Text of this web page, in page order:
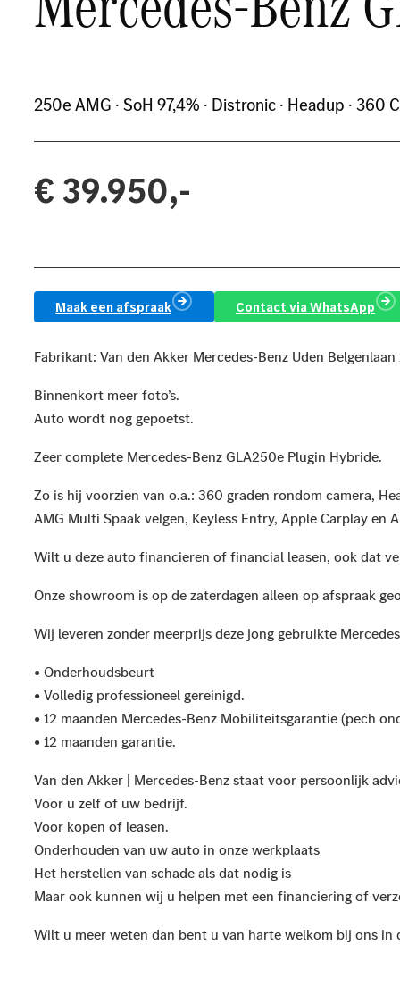
250e AMG · SoH 97,4% · Distronic · Headup · 360
€ 39.950,-
Maak een afspraak Contact via WhatsApp
Fabrikant: Van den Akker Mercedes-Benz Uden
Binnenkort meer foto’s.
Auto wordt nog gepoetst.
Zeer complete Mercedes-Benz GLA250e Plugin Hybride.
Zo is hij voorzien van o.a.: 360 graden rondom camera,
AMG Multi Spaak velgen, Keyless Entry, Apple Carplay
Wilt u deze auto financieren of financial leasen, ook dat
Onze showroom is op de zaterdagen alleen op afspraak
Wij leveren zonder meerprijs deze jong gebruikte
• Onderhoudsbeurt
• Volledig professioneel gereinigd.
• 12 maanden Mercedes-Benz Mobiliteitsgarantie (pech
• 12 maanden garantie.
Van den Akker | Mercedes-Benz staat voor persoonlijk
Voor u zelf of uw bedrijf.
Voor kopen of leasen.
Onderhouden van uw auto in onze werkplaats
Het herstellen van schade als dat nodig is
Maar ook kunnen wij u helpen met een financiering of
Wilt u meer weten dan bent u van harte welkom bij ons in